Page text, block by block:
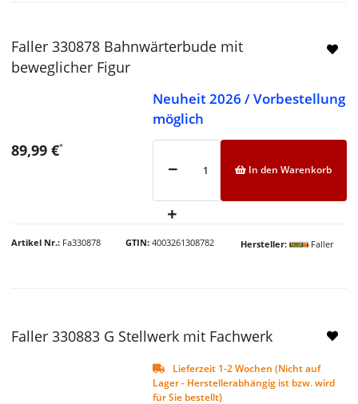
Faller 330878 Bahnwärterbude mit
beweglicher Figur
Neuheit 2026 / Vorbestellung
möglich
Artikel Nr. Fa330878 GTIN 4003261308782 Hersteller Faller
89,99 €*
In den Warenkorb
Faller 330883 G Stellwerk mit Fachwerk
Lieferzeit 1-2 Wochen (Nicht auf
Lager - Herstellerabhängig ist bzw. wird
für Sie bestellt)